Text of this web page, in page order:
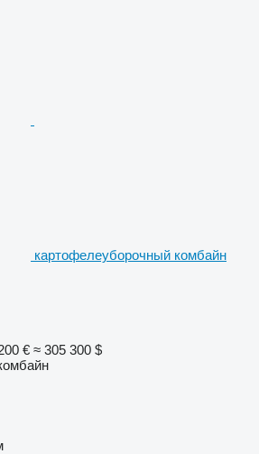
картофелеуборочный комбайн
€ ≈ 305 300 $